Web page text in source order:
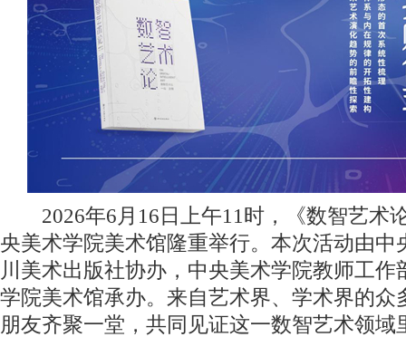
2026年6月16日上午11时，《数智艺术
央美术学院美术馆隆重举行。本次活动由中
川美术出版社协办，中央美术学院教师工
学院美术馆承办。来自艺术界、学术界的众
朋友齐聚一堂，共同见证这一数智艺术领域